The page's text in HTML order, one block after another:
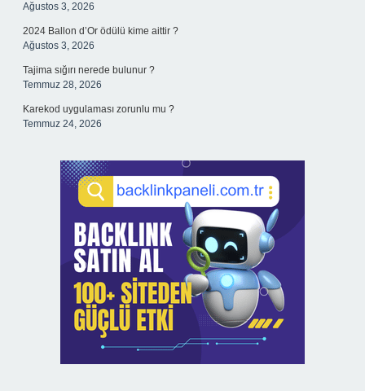
Ağustos 3, 2026
2024 Ballon d’Or ödülü kime aittir ?
Ağustos 3, 2026
Tajima sığırı nerede bulunur ?
Temmuz 28, 2026
Karekod uygulaması zorunlu mu ?
Temmuz 24, 2026